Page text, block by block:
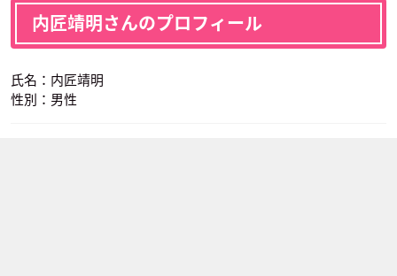
内匠靖明さんのプロフィール
氏名：内匠靖明
性別：男性